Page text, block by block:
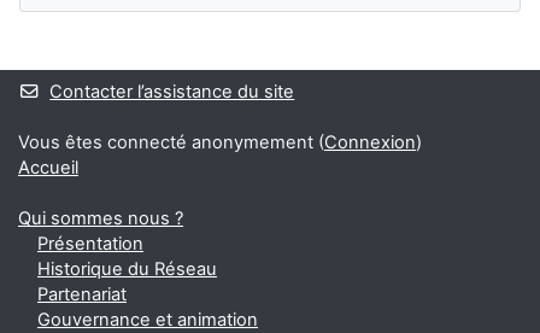
Blocs
Contacter l’assistance du site
Vous êtes connecté anonymement (Connexion)
Accueil
Qui sommes nous ?
Présentation
Historique du Réseau
Partenariat
Gouvernance et animation